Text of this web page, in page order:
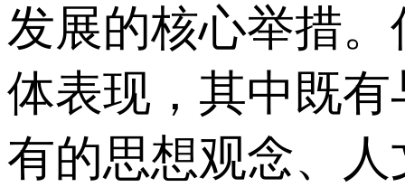
发展的核心举措
体表现，其中既
有的思想观念、